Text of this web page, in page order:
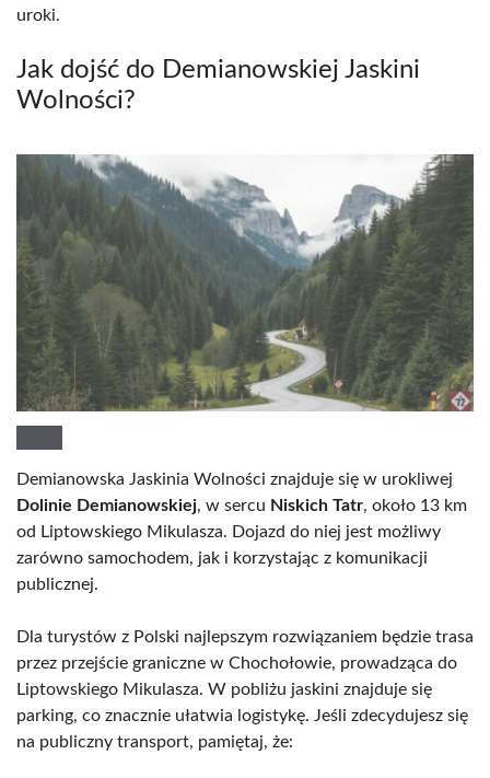
uroki.
Jak dojść do Demianowskiej Jaskini
Wolności?
Demianowska Jaskinia Wolności znajduje się w urokliwej
Dolinie Demianowskiej, w sercu Niskich Tatr, około 13 km
od Liptowskiego Mikulasza. Dojazd do niej jest możliwy
zarówno samochodem, jak i korzystając z komunikacji
publicznej.
Dla turystów z Polski najlepszym rozwiązaniem będzie trasa
przez przejście graniczne w Chochołowie, prowadząca do
Liptowskiego Mikulasza. W pobliżu jaskini znajduje się
parking, co znacznie ułatwia logistykę. Jeśli zdecydujesz się
na publiczny transport, pamiętaj, że: